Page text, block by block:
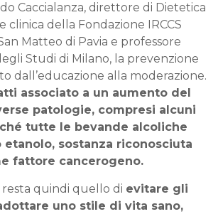
Caccialanza, direttore di Dietetica
clinica della Fondazione IRCCS
Matteo di Pavia e professore
Studi di Milano, la prevenzione
dall’educazione alla moderazione.
associato a un aumento del
patologie, compresi alcuni
tutte le bevande alcoliche
sostanza riconosciuta
fattore cancerogeno.
resta quindi quello di evitare gli
uno stile di vita sano,